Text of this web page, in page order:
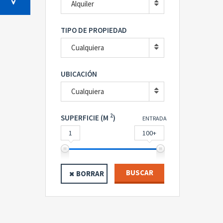
Alquiler
TIPO DE PROPIEDAD
Cualquiera
UBICACIÓN
Cualquiera
SUPERFICIE (M 2) ENTRADA
1 100+
BORRAR BUSCAR